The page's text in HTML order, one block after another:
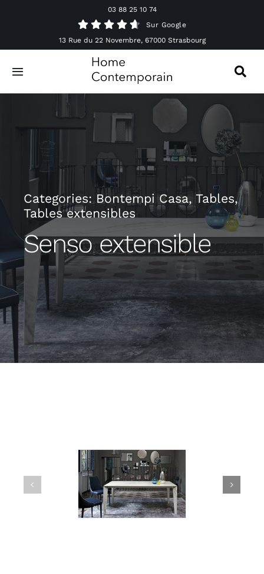
03 88 25 10 74
Sur Google
13 Rue du 22 Novembre, 67000 Strasbourg
Toggle
Navigation
Mobilier
Luminaires
Accessoires & Décorations
Offres spéciales
Outdoor
Contact
Categories: Bontempi Casa,Tables,
Tables extensibles
Senso extensible